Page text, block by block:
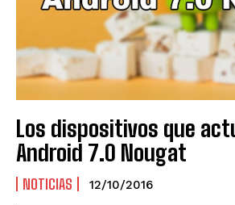
Los dispositivos que
Android 7.0 Nougat
NOTICIAS 12/10/2016